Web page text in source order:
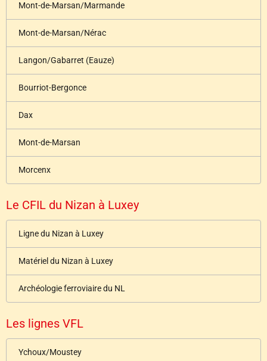
Mont-de-Marsan/Marmande
Mont-de-Marsan/Nérac
Langon/Gabarret (Eauze)
Bourriot-Bergonce
Dax
Mont-de-Marsan
Morcenx
Le CFIL du Nizan à Luxey
Ligne du Nizan à Luxey
Matériel du Nizan à Luxey
Archéologie ferroviaire du NL
Les lignes VFL
Ychoux/Moustey